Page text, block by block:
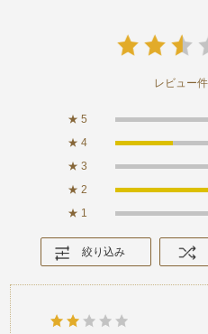
レビュー
★ 5
★ 4
★ 3
★ 2
★ 1
絞り込み